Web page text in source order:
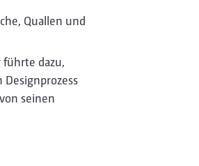
Quallen und
führte dazu,
seinen